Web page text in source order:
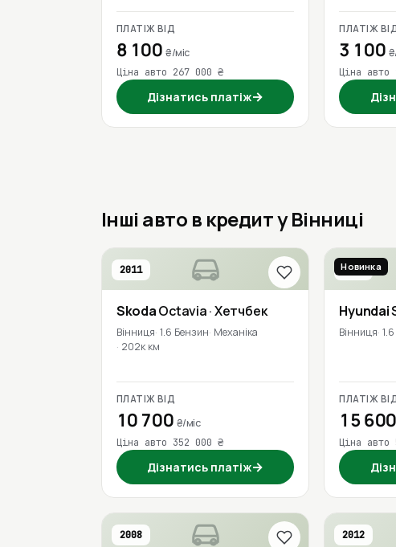
ПЛАТІЖ ВІД
8 100₴/міс
Ціна авто 267 000 ₴
Дізнатись платіж→
ПЛАТІЖ
3 100
Ціна
Інші авто в кредит у Вінниці
2011
SkodaOctavia· Хетчбек
Вінниця 1.6 Бензин Механіка
202к км
ПЛАТІЖ ВІД
10 700 ₴/міс
Ціна авто 352 000 ₴
Дізнатись платіж→
2016
Новинка
Hyundai
Вінниця
ПЛАТІЖ
15
Ціна
2008 2012